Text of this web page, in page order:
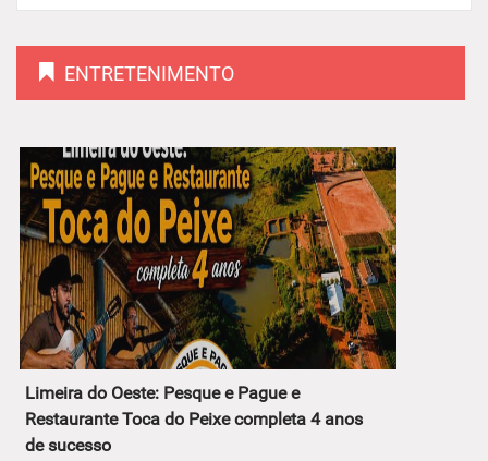
ENTRETENIMENTO
Limeira do Oeste: Pesque e Pague e
Restaurante Toca do Peixe completa 4 anos
de sucesso